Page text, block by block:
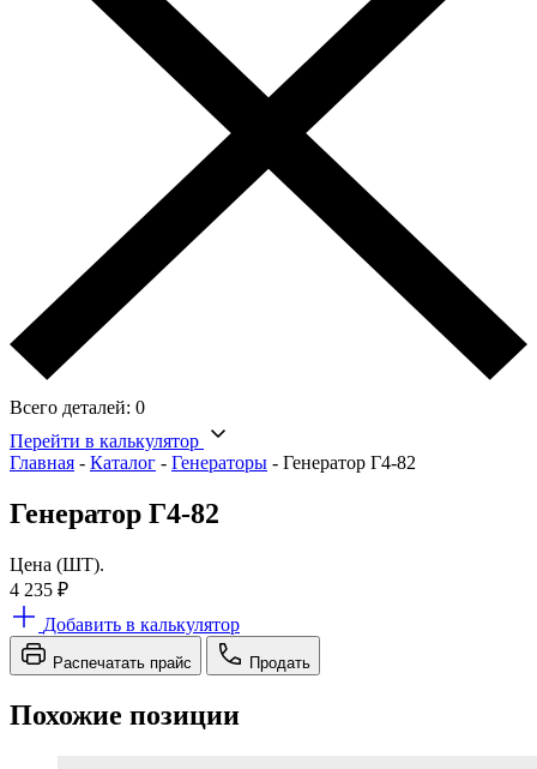
Всего деталей: 0
Перейти в калькулятор
Главная - Каталог - Генераторы - Генератор Г4-82
Генератор Г4-82
Цена (ШТ).
4 235 ₽
Добавить в калькулятор
Распечатать прайс Продать
Похожие позиции